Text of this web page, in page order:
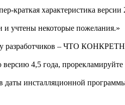
краткая характеристика версии
учтены некоторые пожелания.»
у разработчиков –
4,5 года,
даты инсталляционной